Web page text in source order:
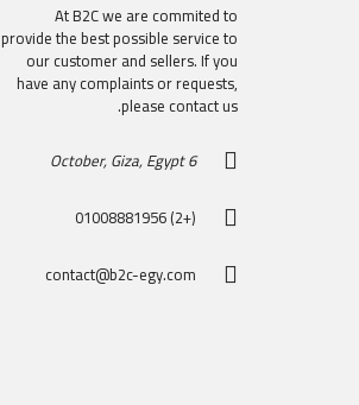
At B2C we are commited to
provide the best possible service to
our customer and sellers. If you
have any complaints or requests,
please contact us.
6 October, Giza, Egypt
(+2) 01008881956
contact@b2c-egy.com